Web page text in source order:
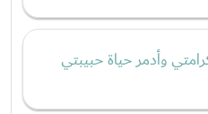
وأدمر حياة حبيبتي